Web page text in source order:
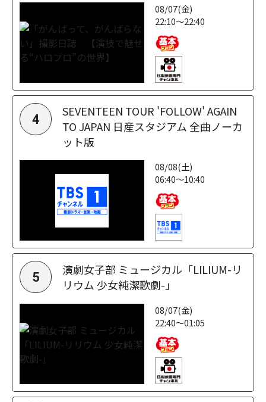
08/07(金)
22:10～22:40
4
SEVENTEEN TOUR 'FOLLOW' AGAIN
TO JAPAN 日産スタジアム 全曲ノーカ
ット版
08/08(土)
06:40～10:40
5
演劇女子部 ミュージカル「LILIUM-リ
リウム 少女純潔歌劇-」
08/07(金)
22:40～01:05